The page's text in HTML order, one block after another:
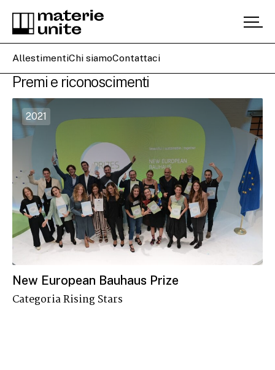
AllestimentiChi siamoContattaci
Premi e riconoscimenti
2021
New European Bauhaus Prize
Categoria Rising Stars